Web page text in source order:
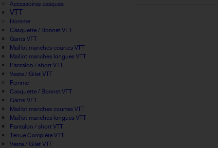
Accessoires casques
VTT
Homme
Casquette / Bonnet VTT
Gants VTT
Maillot manches courtes VTT
Maillot manches longues VTT
Pantalon / short VTT
Veste / Gilet VTT
Femme
Casquette / Bonnet VTT
Gants VTT
Maillot manches courtes VTT
Maillot manches longues VTT
Pantalon / short VTT
Tenue Complète VTT
Veste / Gilet VTT